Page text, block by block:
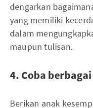
dengarkan
yang memiliki
dalam
maupun tulisan.
4. Coba
Berikan anak